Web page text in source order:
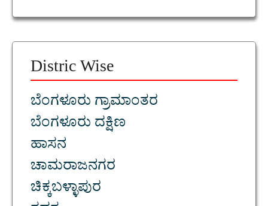
Distric Wise
ಬೆಂಗಳೂರು ಗ್ರಾಮಾಂತರ
ಬೆಂಗಳೂರು ದಕ್ಷಿಣ
ಹಾಸನ
ಚಾಮರಾಜನಗರ
ಚಿಕ್ಕಬಳ್ಳಾಪುರ